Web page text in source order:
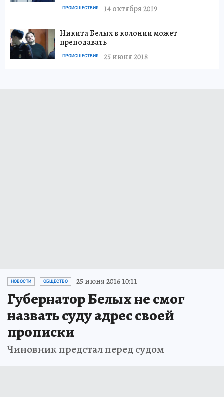
14 октября 2019
ПРОИСШЕСТВИЯ
Никита Белых в колонии может
преподавать
25 июня 2018
ПРОИСШЕСТВИЯ
НОВОСТИ ОБЩЕСТВО 25 июня 2016 10:11
Губернатор Белых не смог
назвать суду адрес своей
прописки
Чиновник предстал перед судом